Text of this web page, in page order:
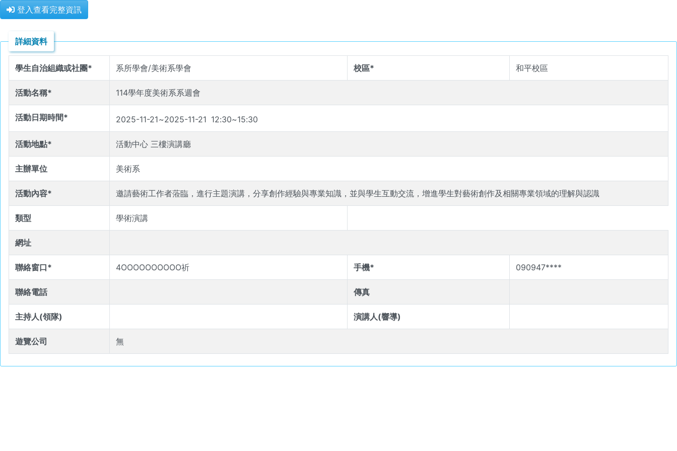
登入查看完整資訊
詳細資料
學生自治組織或社團* 系所學會/美術系學會 校區* 和平校區
活動名稱* 114學年度美術系系週會
活動日期時間* 2025-11-21~2025-11-21 12:30~15:30
活動地點* 活動中心 三樓演講廳
主辦單位 美術系
活動內容* 邀請藝術工作者蒞臨，進行主題演講，分享創作經驗與專業知識，並與學生互動交流，增進學生對藝術創作及相關專業領域的理解與認識
類型 學術演講
網址
聯絡窗口* 4OOOOOOOOOO祈 手機* 090947****
聯絡電話 傳真
主持人(領隊) 演講人(響導)
遊覽公司 無